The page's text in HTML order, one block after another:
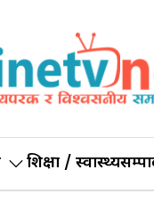
शिक्षा / स्वास्थ्य